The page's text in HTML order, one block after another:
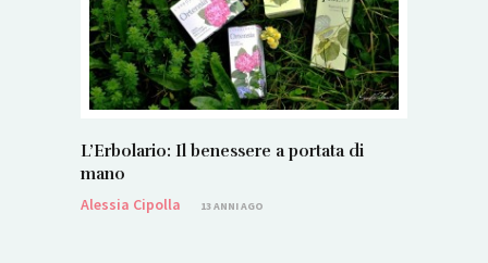
L’Erbolario: Il benessere a portata di
mano
Alessia Cipolla
13 ANNI AGO